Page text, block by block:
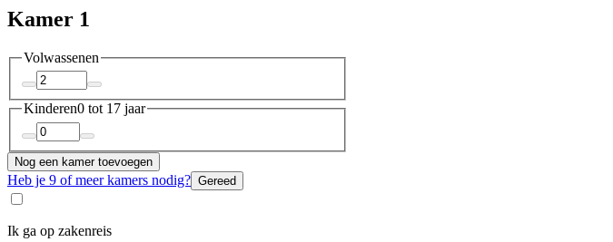
Kamer 1
Volwassenen
Kinderen0 tot 17 jaar
Nog een kamer toevoegen
Heb je 9 of meer kamers nodig? Gereed
Ik ga op zakenreis